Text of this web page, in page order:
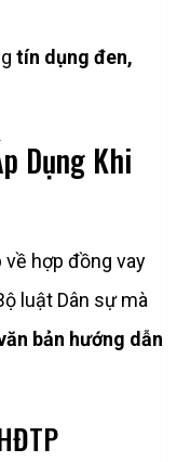
tín dụng đen,
Dụng Khi
hợp đồng vay
luật Dân sự mà
bản hướng dẫn